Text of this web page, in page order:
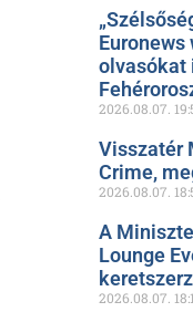
olvasókat
2026.08.07.
Visszatér
Crime,
2026.08.07.
A
Lounge
2026.08.07.